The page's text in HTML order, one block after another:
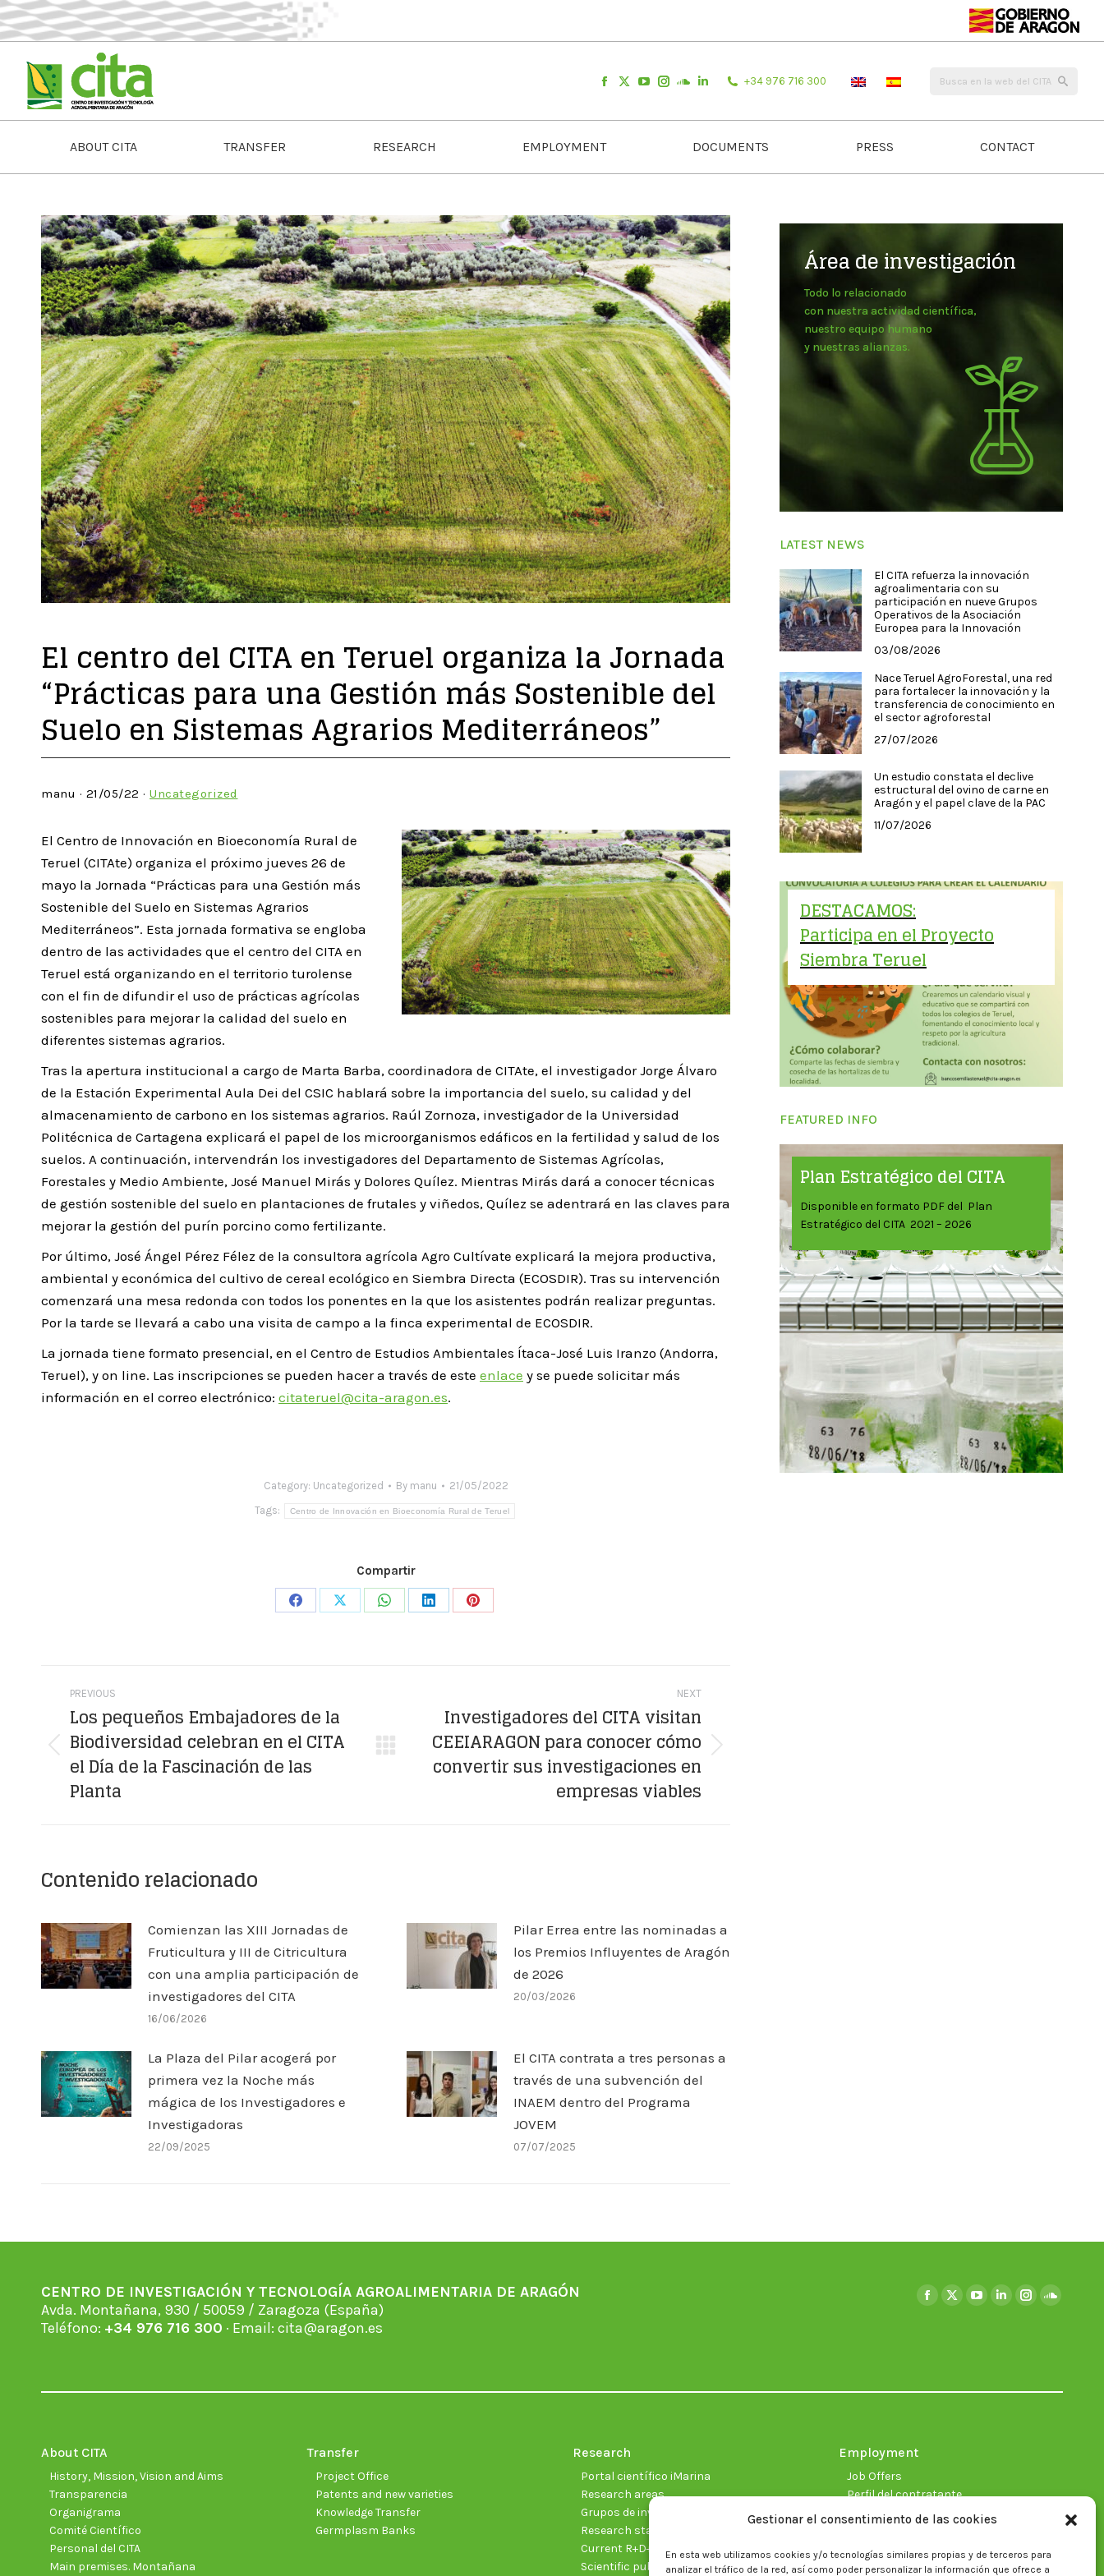
Gestionar el consentimiento de las cookies
En esta web utilizamos cookies y/o tecnologías similares propias y de terceros para
analizar el tráfico de la red, así como poder personalizar la información que ofrece a
+34 976 716 300
ABOUT CITA TRANSFER RESEARCH EMPLOYMENT DOCUMENTS PRESS CONTACT
El centro del CITA en Teruel organiza la Jornada
“Prácticas para una Gestión más Sostenible del
Suelo en Sistemas Agrarios Mediterráneos”
manu · 21/05/22 · Uncategorized
El Centro de Innovación en Bioeconomía Rural de
Teruel (CITAte) organiza el próximo jueves 26 de
mayo la Jornada “Prácticas para una Gestión más
Sostenible del Suelo en Sistemas Agrarios
Mediterráneos”. Esta jornada formativa se engloba
dentro de las actividades que el centro del CITA en
Teruel está organizando en el territorio turolense
con el fin de difundir el uso de prácticas agrícolas
sostenibles para mejorar la calidad del suelo en
diferentes sistemas agrarios.
Tras la apertura institucional a cargo de Marta Barba, coordinadora de CITAte, el investigador Jorge Álvaro
de la Estación Experimental Aula Dei del CSIC hablará sobre la importancia del suelo, su calidad y del
almacenamiento de carbono en los sistemas agrarios. Raúl Zornoza, investigador de la Universidad
Politécnica de Cartagena explicará el papel de los microorganismos edáficos en la fertilidad y salud de los
suelos. A continuación, intervendrán los investigadores del Departamento de Sistemas Agrícolas,
Forestales y Medio Ambiente, José Manuel Mirás y Dolores Quílez. Mientras Mirás dará a conocer técnicas
de gestión sostenible del suelo en plantaciones de frutales y viñedos, Quílez se adentrará en las claves para
mejorar la gestión del purín porcino como fertilizante.
Por último, José Ángel Pérez Félez de la consultora agrícola Agro Cultívate explicará la mejora productiva,
ambiental y económica del cultivo de cereal ecológico en Siembra Directa (ECOSDIR). Tras su intervención
comenzará una mesa redonda con todos los ponentes en la que los asistentes podrán realizar preguntas.
Por la tarde se llevará a cabo una visita de campo a la finca experimental de ECOSDIR.
La jornada tiene formato presencial, en el Centro de Estudios Ambientales Ítaca-José Luis Iranzo (Andorra,
Teruel), y on line. Las inscripciones se pueden hacer a través de este enlace y se puede solicitar más
información en el correo electrónico: citateruel@cita-aragon.es.
Category: Uncategorized By manu 21/05/2022
Tags: Centro de Innovación en Bioeconomía Rural de Teruel
Compartir
Share
Share
Share
Share
Share
Post
navigation
PREVIOUS
post:
Los pequeños Embajadores de la
Biodiversidad celebran en el CITA
el Día de la Fascinación de las
Planta
NEXT
post:
Investigadores del CITA visitan
CEEIARAGON para conocer cómo
convertir sus investigaciones en
empresas viables
Contenido relacionado
Comienzan las XIII Jornadas de
Fruticultura y III de Citricultura
con una amplia participación de
investigadores del CITA
16/06/2026
Pilar Errea entre las nominadas a
los Premios Influyentes de Aragón
de 2026
20/03/2026
La Plaza del Pilar acogerá por
primera vez la Noche más
mágica de los Investigadores e
Investigadoras
22/09/2025
El CITA contrata a tres personas a
través de una subvención del
INAEM dentro del Programa
JOVEM
07/07/2025
Área de investigación
Todo lo relacionado
con nuestra actividad científica,
nuestro equipo humano
y nuestras alianzas.
LATEST NEWS
El CITA refuerza la innovación
agroalimentaria con su
participación en nueve Grupos
Operativos de la Asociación
Europea para la Innovación
03/08/2026
Nace Teruel AgroForestal, una red
para fortalecer la innovación y la
transferencia de conocimiento en
el sector agroforestal
27/07/2026
Un estudio constata el declive
estructural del ovino de carne en
Aragón y el papel clave de la PAC
11/07/2026
DESTACAMOS:
Participa en el Proyecto
Siembra Teruel
FEATURED INFO
Plan Estratégico del CITA
Disponible en formato PDF del Plan
Estratégico del CITA 2021 – 2026
CENTRO DE INVESTIGACIÓN Y TECNOLOGÍA AGROALIMENTARIA DE ARAGÓN
Avda. Montañana, 930 / 50059 / Zaragoza (España)
Teléfono: +34 976 716 300 · Email: cita@aragon.es
Facebook
new
X
new
YouTube
new
Linkedin
new
Instagram
new new
About CITA
History, Mission, Vision and Aims
Transparencia
Organigrama
Comité Científico
Personal del CITA
Main premises. Montañana
Transfer
Project Office
Patents and new varieties
Knowledge Transfer
Germplasm Banks
Research
Portal científico iMarina
Research areas
Grupos de investigación
Research staff
Current R+D+I projects
Scientific publications
Employment
Job Offers
Perfil del contratante